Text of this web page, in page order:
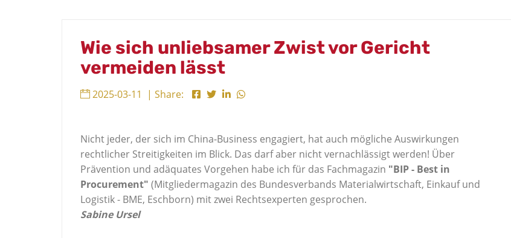
Wie sich unliebsamer Zwist vor Gericht
vermeiden lässt
2025-03-11 | Share:
Nicht jeder, der sich im China-Business engagiert, hat auch mögliche Auswirkungen
rechtlicher Streitigkeiten im Blick. Das darf aber nicht vernachlässigt werden! Über
Prävention und adäquates Vorgehen habe ich für das Fachmagazin "BIP - Best in
Procurement" (Mitgliedermagazin des Bundesverbands Materialwirtschaft, Einkauf und
Logistik - BME, Eschborn) mit zwei Rechtsexperten gesprochen.
Sabine Ursel